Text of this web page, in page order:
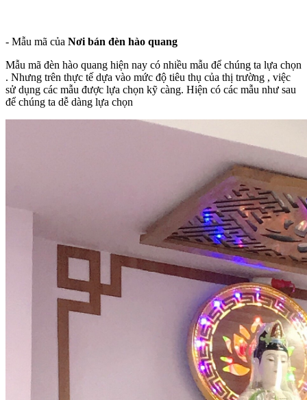
- Mẫu mã của Nơi bán đèn hào quang
Mẫu mã đèn hào quang hiện nay có nhiều mẫu để chúng ta lựa chọn
. Nhưng trên thực tế dựa vào mức độ tiêu thụ của thị trường , việc
sử dụng các mẫu được lựa chọn kỹ càng. Hiện có các mẫu như sau
để chúng ta dễ dàng lựa chọn